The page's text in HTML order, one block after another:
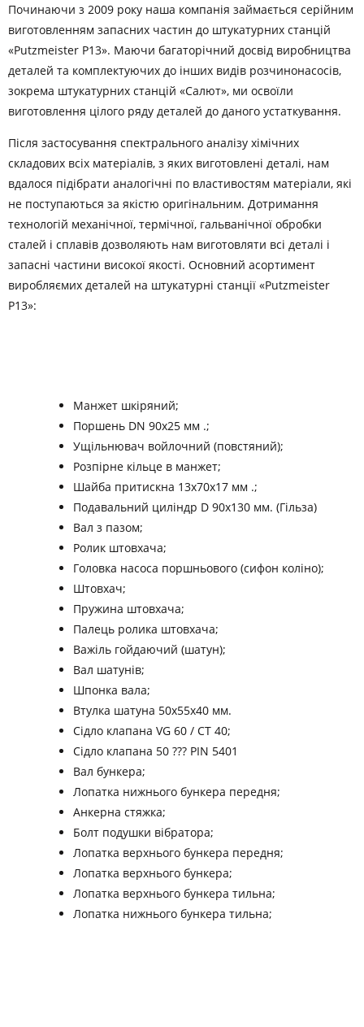
Починаючи з 2009 року наша компанія займається серійним
виготовленням запасних частин до штукатурних станцій
«Putzmeister P13». Маючи багаторічний досвід виробництва
деталей та комплектуючих до інших видів розчинонасосів,
зокрема штукатурних станцій «Салют», ми освоїли
виготовлення цілого ряду деталей до даного устаткування.
Після застосування спектрального аналізу хімічних
складових всіх матеріалів, з яких виготовлені деталі, нам
вдалося підібрати аналогічні по властивостям матеріали, які
не поступаються за якістю оригінальним. Дотримання
технологій механічної, термічної, гальванічної обробки
сталей і сплавів дозволяють нам виготовляти всі деталі і
запасні частини високої якості. Основний асортимент
виробляємих деталей на штукатурні станції «Putzmeister
P13»:
Манжет шкіряний;
Поршень DN 90х25 мм .;
Ущільнювач войлочний (повстяний);
Розпірне кільце в манжет;
Шайба притискна 13х70х17 мм .;
Подавальний циліндр D 90х130 мм. (Гільза)
Вал з пазом;
Ролик штовхача;
Головка насоса поршньового (сифон коліно);
Штовхач;
Пружина штовхача;
Палець ролика штовхача;
Важіль гойдаючий (шатун);
Вал шатунів;
Шпонка вала;
Втулка шатуна 50х55х40 мм.
Сідло клапана VG 60 / СТ 40;
Сідло клапана 50 ??? PIN 5401
Вал бункера;
Лопатка нижнього бункера передня;
Анкерна стяжка;
Болт подушки вібратора;
Лопатка верхнього бункера передня;
Лопатка верхнього бункера;
Лопатка верхнього бункера тильна;
Лопатка нижнього бункера тильна;